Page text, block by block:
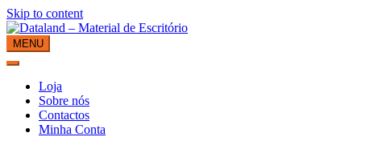
Skip to content
Dataland – Material de Escritório
Material de Escritório
MENU
Loja
Sobre nós
Contactos
Minha Conta